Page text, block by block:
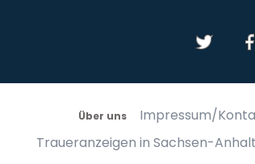
Über uns Impressum/
Traueranzeigen in Sachsen-Anhalt